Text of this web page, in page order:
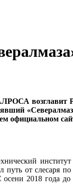
возглавит
официальном
от слесаря
2018 года до